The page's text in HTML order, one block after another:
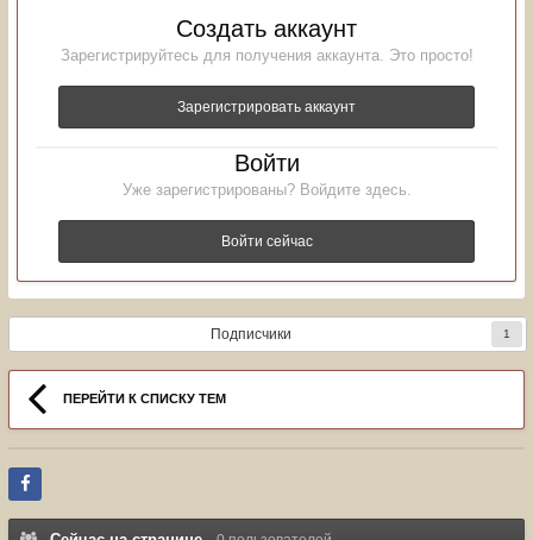
Создать аккаунт
Зарегистрируйтесь для получения аккаунта. Это просто!
Зарегистрировать аккаунт
Войти
Уже зарегистрированы? Войдите здесь.
Войти сейчас
Подписчики 1
ПЕРЕЙТИ К СПИСКУ ТЕМ